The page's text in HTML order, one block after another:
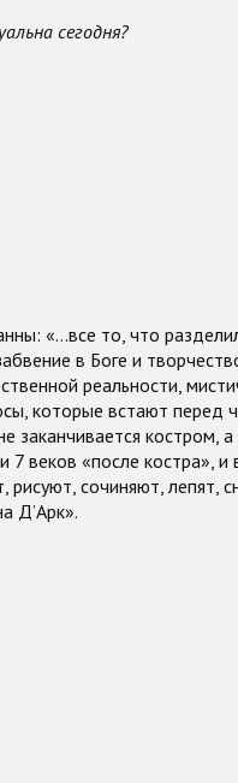
сегодня?
«…все то, что
в Боге и
реальности,
которые встают перед
заканчивается костром,
веков «после костра»,
рисуют, сочиняют, лепят,
Д’Арк».